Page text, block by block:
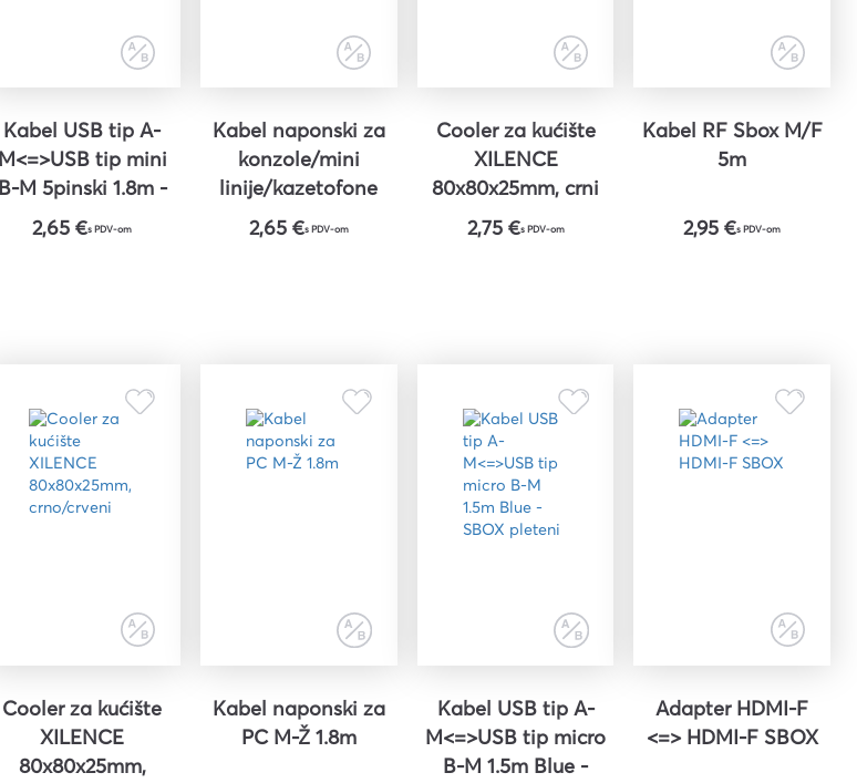
Kabel USB tip A-
M<=>USB tip mini
B-M 5pinski 1.8m -
ROLINE
2,65 €s PDV-om
Kabel naponski za
konzole/mini
linije/kazetofone
1.2m - ROLINE
2,65 €s PDV-om
Cooler za kućište
XILENCE
80x80x25mm, crni
2,75 €s PDV-om
Kabel RF Sbox M/F
5m
2,95 €s PDV-om
Cooler za kućište
XILENCE
80x80x25mm,
Kabel naponski za
PC M-Ž 1.8m
Kabel USB tip A-
M<=>USB tip micro
B-M 1.5m Blue -
Adapter HDMI-F
<=> HDMI-F SBOX